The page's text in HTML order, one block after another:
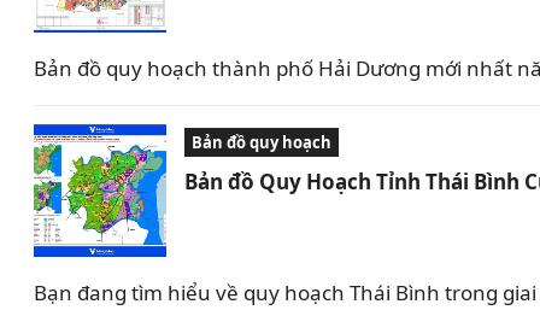
Bản đồ quy hoạch thành phố Hải Dương mới nhất
Bản đồ quy hoạch
Bản đồ Quy Hoạch Tỉnh Thái Bình
Bạn đang tìm hiểu về quy hoạch Thái Bình trong